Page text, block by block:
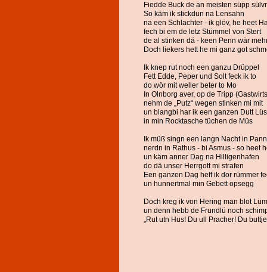
Fiedde Buck de an meisten süpp
So käm ik stickdun na Lensahn
na een Schlachter - ik glöv, he heet
fech bi em de letz Stümmel von Stert
de al stinken dä - keen Penn wär
Doch liekers hett he mi ganz got
Ik knep rut noch een ganzu Drüppel
Fett Edde, Peper und Solt feck ik to
do wör mit weller beter to Mo
In Olnborg aver, op de Tripp
nehm de „Putz“ wegen stinken mi mit
un blangbi har ik een ganzen Dutt Lüs
in min Rocktasche tüchen de Müs
Ik müß singn een langn Nacht in
nerdn in Rathus - bi Asmus - so heet
un käm anner Dag na Hilligenhafen
do dä unser Herrgott mi strafen
Een ganzen Dag heff ik dor rümmer
un hunnertmal min Gebett opsegg
Doch kreg ik von Hering man blot
un denn hebb de Frundlü noch
„Rut utn Hus! Du ull Pracher! Du